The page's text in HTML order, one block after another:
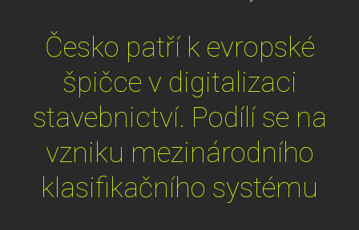
Česko patří k evropské
špičce v digitalizaci
stavebnictví. Podílí se na
vzniku mezinárodního
klasifikačního systému